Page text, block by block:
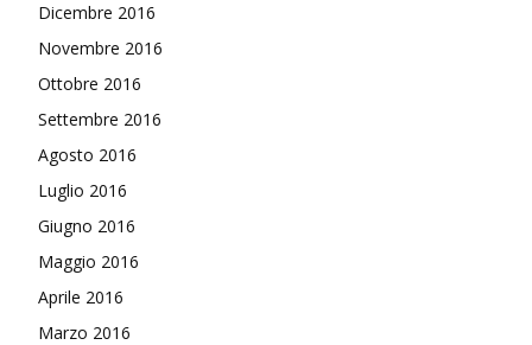
Dicembre 2016
Novembre 2016
Ottobre 2016
Settembre 2016
Agosto 2016
Luglio 2016
Giugno 2016
Maggio 2016
Aprile 2016
Marzo 2016